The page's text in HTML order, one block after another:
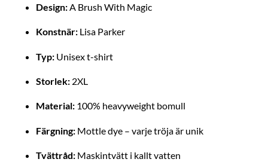
Design:A Brush With Magic
Konstnär: Lisa Parker
Typ: Unisex t-shirt
Storlek: 2XL
Material: 100% heavyweight bomull
Färgning: Mottle dye – varje tröja är unik
Tvättråd: Maskintvätt i kallt vatten